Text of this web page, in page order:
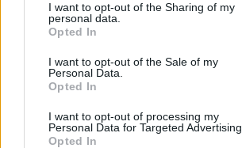
I want to opt-out of the Sharing of my
personal data.
Opted In
I want to opt-out of the Sale of my
Personal Data.
Opted In
I want to opt-out of processing my
Personal Data for Targeted Advertising.
Opted In